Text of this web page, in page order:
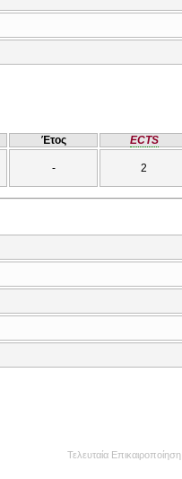
Έτος ECTS
- 2
Τελευταία Επικαιροποίηση